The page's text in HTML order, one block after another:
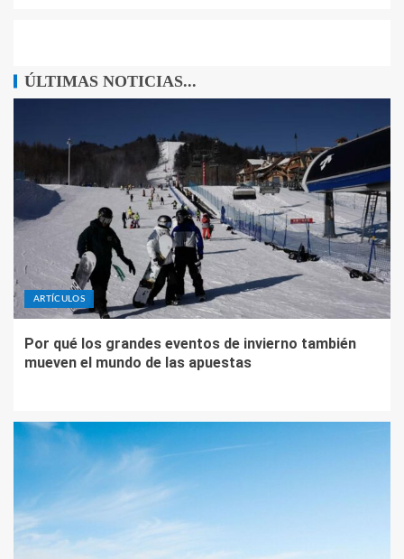
ÚLTIMAS NOTICIAS...
ARTÍCULOS
Por qué los grandes eventos de invierno también
mueven el mundo de las apuestas